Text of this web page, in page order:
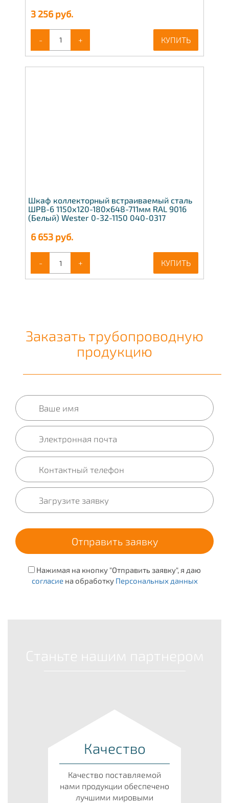
3 256руб.
- + КУПИТЬ
Шкаф коллекторный встраиваемый сталь
ШРВ-6 1150х120-180х648-711мм RAL 9016
(Белый) Wester 0-32-1150 040-0317
6 653 руб.
- + КУПИТЬ
Заказать трубопроводную
продукцию
Нажимая на кнопку "Отправить заявку", я даю
согласиена обработку Персональных данных
Качество
Качество поставляемой
нами продукции обеспечено
лучшими мировыми